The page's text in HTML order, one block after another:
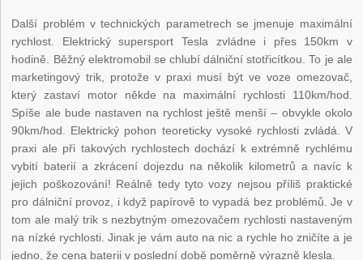
Další problém v technických parametrech se jmenuje maximální
rychlost. Elektrický supersport Tesla zvládne i přes 150km v
hodině. Běžný elektromobil se chlubí dálniční stotřicítkou. To je ale
marketingový trik, protože v praxi musí být ve voze omezovač,
který zastaví motor někde na maximální rychlosti 110km/hod.
Spíše ale bude nastaven na rychlost ještě menší – obvykle okolo
90km/hod. Elektrický pohon teoreticky vysoké rychlosti zvládá. V
praxi ale při takových rychlostech dochází k extrémně rychlému
vybití baterií a zkrácení dojezdu na několik kilometrů a navíc k
jejich poškozování! Reálně tedy tyto vozy nejsou příliš praktické
pro dálniční provoz, i když papírově to vypadá bez problémů. Je v
tom ale malý trik s nezbytným omezovačem rychlosti nastaveným
na nízké rychlosti. Jinak je vám auto na nic a rychle ho zničíte a je
jedno, že cena baterii v poslední době poměrně výrazně klesla.